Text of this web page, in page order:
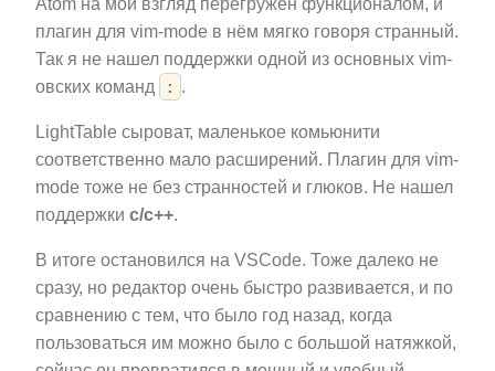
Atom на мой взгляд перегружен функционалом, и
плагин для vim-mode в нём мягко говоря странный.
Так я не нашел поддержки одной из основных vim-
овских команд
: .
LightTable сыроват, маленькое комьюнити
соответственно мало расширений. Плагин для vim-
mode тоже не без странностей и глюков. Не нашел
поддержки c/c++.
В итоге остановился на VSCode. Тоже далеко не
сразу, но редактор очень быстро развивается, и по
сравнению с тем, что было год назад, когда
пользоваться им можно было с большой натяжкой,